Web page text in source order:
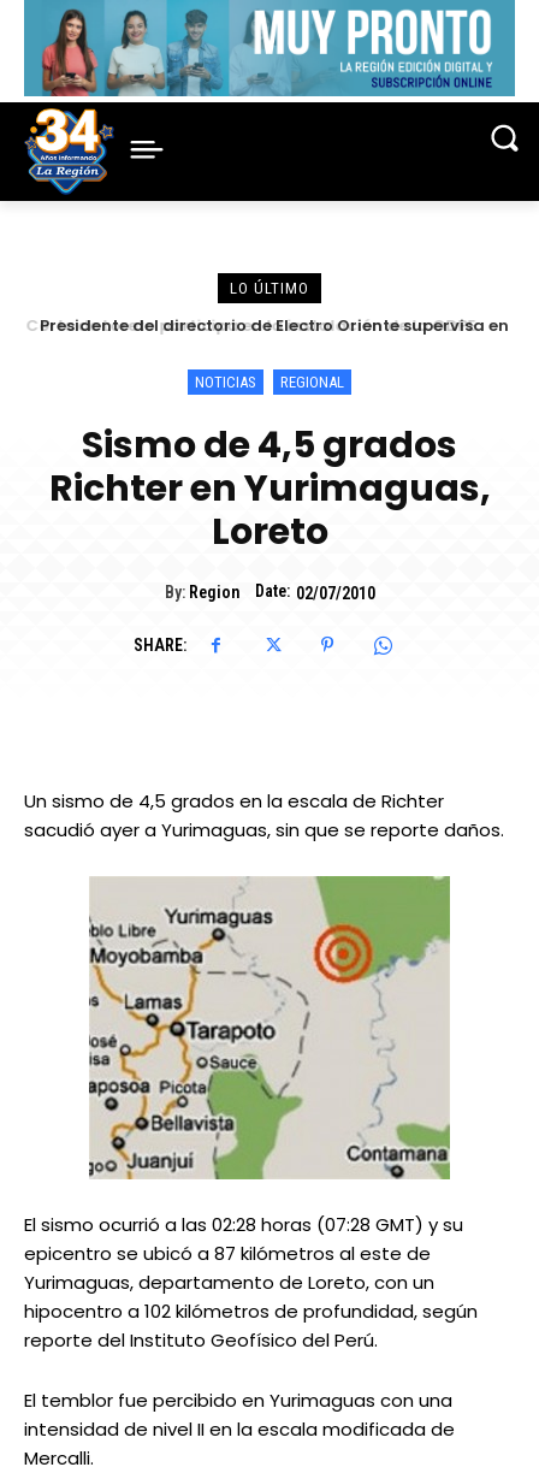
LO ÚLTIMO
Presidente del directorio de Electro Oriente supervisa en
servicio eléctrico
NOTICIAS REGIONAL
Sismo de 4,5 grados
Richter en Yurimaguas,
Loreto
By: Region Date: 02/07/2010
SHARE:
Un sismo de 4,5 grados en la escala de Richter
sacudió ayer a Yurimaguas, sin que se reporte daños.
El sismo ocurrió a las 02:28 horas (07:28 GMT) y su
epicentro se ubicó a 87 kilómetros al este de
Yurimaguas, departamento de Loreto, con un
hipocentro a 102 kilómetros de profundidad, según
reporte del Instituto Geofísico del Perú.
El temblor fue percibido en Yurimaguas con una
intensidad de nivel II en la escala modificada de
Mercalli.